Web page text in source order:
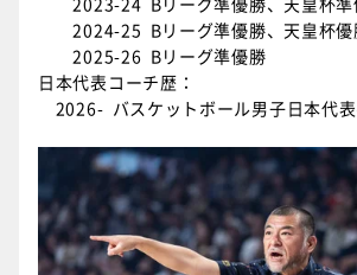
2024-25 Bリーグ準優勝、天皇杯優
2025-26 Bリーグ準優勝
日本代表コーチ歴：
2026- バスケットボール男子日本代